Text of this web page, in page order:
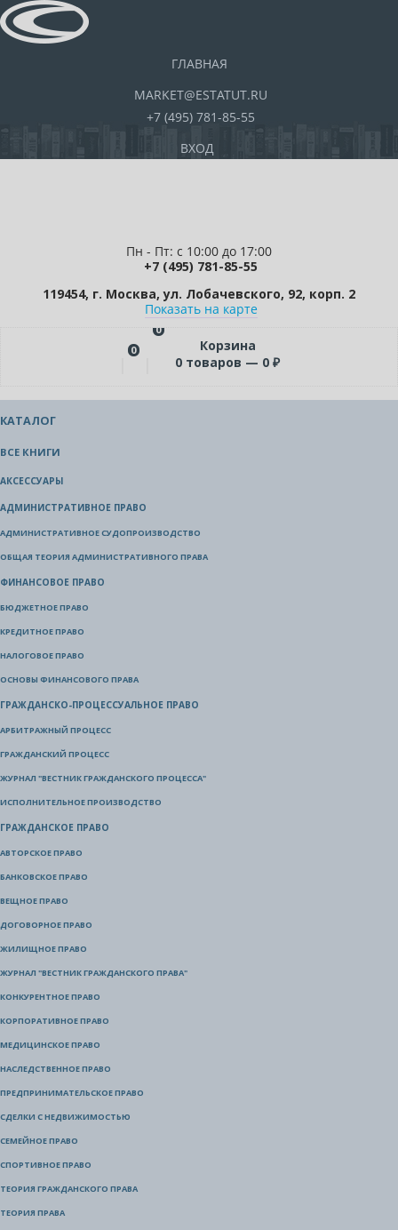
ГЛАВНАЯ
MARKET@ESTATUT.RU
+7 (495) 781-85-55
ВХОД
Пн - Пт: с 10:00 до 17:00
+7 (495) 781-85-55
119454, г. Москва, ул. Лобачевского, 92, корп. 2
Показать на карте
0
0
Корзина
0 товаров — 0 ₽
КАТАЛОГ
ВСЕ КНИГИ
АКСЕССУАРЫ
АДМИНИСТРАТИВНОЕ ПРАВО
АДМИНИСТРАТИВНОЕ СУДОПРОИЗВОДСТВО
ОБЩАЯ ТЕОРИЯ АДМИНИСТРАТИВНОГО ПРАВА
ФИНАНСОВОЕ ПРАВО
БЮДЖЕТНОЕ ПРАВО
КРЕДИТНОЕ ПРАВО
НАЛОГОВОЕ ПРАВО
ОСНОВЫ ФИНАНСОВОГО ПРАВА
ГРАЖДАНСКО-ПРОЦЕССУАЛЬНОЕ ПРАВО
АРБИТРАЖНЫЙ ПРОЦЕСС
ГРАЖДАНСКИЙ ПРОЦЕСС
ЖУРНАЛ "ВЕСТНИК ГРАЖДАНСКОГО ПРОЦЕССА"
ИСПОЛНИТЕЛЬНОЕ ПРОИЗВОДСТВО
ГРАЖДАНСКОЕ ПРАВО
АВТОРСКОЕ ПРАВО
БАНКОВСКОЕ ПРАВО
ВЕЩНОЕ ПРАВО
ДОГОВОРНОЕ ПРАВО
ЖИЛИЩНОЕ ПРАВО
ЖУРНАЛ "ВЕСТНИК ГРАЖДАНСКОГО ПРАВА"
КОНКУРЕНТНОЕ ПРАВО
КОРПОРАТИВНОЕ ПРАВО
МЕДИЦИНСКОЕ ПРАВО
НАСЛЕДСТВЕННОЕ ПРАВО
ПРЕДПРИНИМАТЕЛЬСКОЕ ПРАВО
СДЕЛКИ С НЕДВИЖИМОСТЬЮ
СЕМЕЙНОЕ ПРАВО
СПОРТИВНОЕ ПРАВО
ТЕОРИЯ ГРАЖДАНСКОГО ПРАВА
ТЕОРИЯ ПРАВА